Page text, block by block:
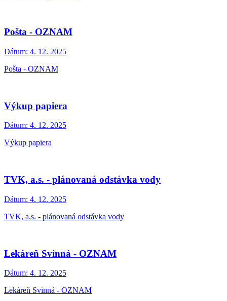
Pošta - OZNAM
Dátum: 4. 12. 2025
Pošta - OZNAM
Výkup papiera
Dátum: 4. 12. 2025
Výkup papiera
TVK, a.s. - plánovaná odstávka vody
Dátum: 4. 12. 2025
TVK, a.s. - plánovaná odstávka vody
Lekáreň Svinná - OZNAM
Dátum: 4. 12. 2025
Lekáreň Svinná - OZNAM